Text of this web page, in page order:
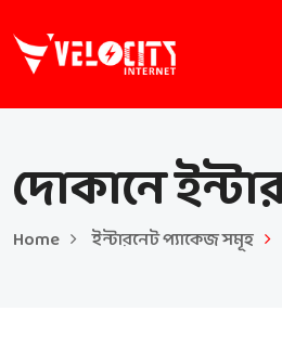
দোকানে
Home ইন্টারনেট প্যাকেজ সমূহ